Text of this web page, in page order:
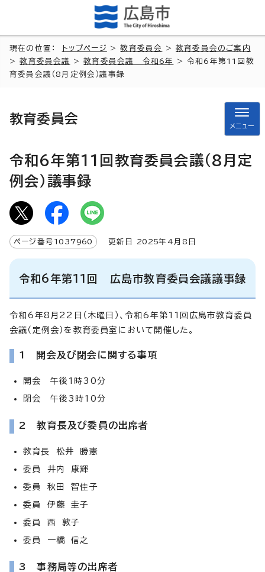
現在の位置： トップページ >教育委員会 >教育委員会のご案内
>教育委員会議 >教育委員会議 令和6年
> 令和6年第11回教
育委員会議（8月定例会）議事録
教育委員会
メニュー
令和6年第11回教育委員会議（8月定
例会）議事録
ページ番号 1037960 更新日 2025年4月8日
令和6年第11回 広島市教育委員会議議事録
令和6年8月22日（木曜日）、令和6年第11回広島市教育委員
会議（定例会）を教育委員室において開催した。
1 開会及び閉会に関する事項
開会 午後1時30分
閉会 午後3時10分
2 教育長及び委員の出席者
教育長 松井 勝憲
委員 井内 康輝
委員 秋田 智佳子
委員 伊藤 圭子
委員 西 敦子
委員 一橋 信之
3 事務局等の出席者